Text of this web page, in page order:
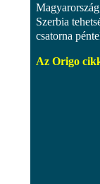
Szerbia
csatorna
Az Origo